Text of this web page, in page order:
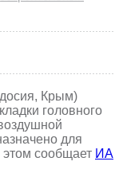
Крым)
головного
для
сообщает ИА